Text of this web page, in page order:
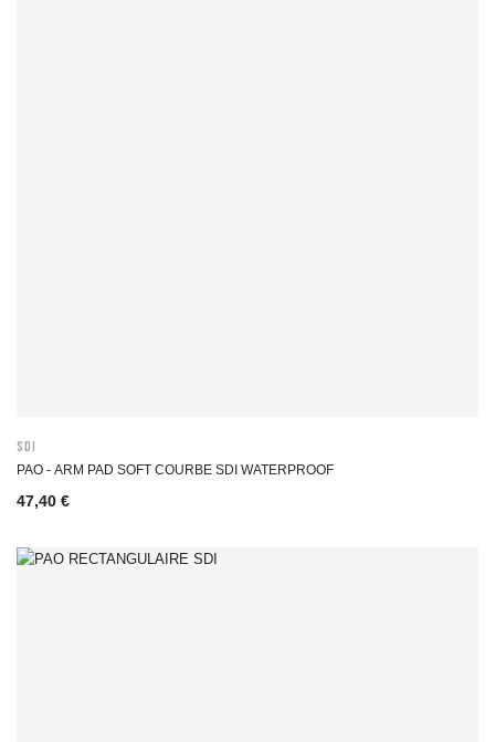
SDI
PAO - ARM PAD SOFT COURBE SDI WATERPROOF
47,40 €